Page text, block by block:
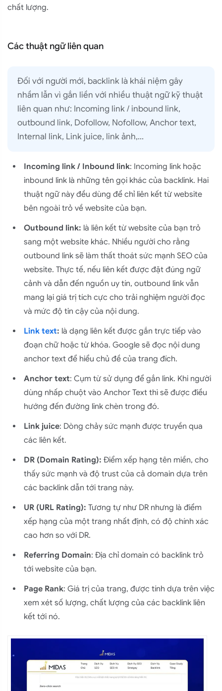
chất lượng.
Các thuật ngữ liên quan
Đối với người mới, backlink là khái niệm gây
nhầm lẫn vì gắn liền với nhiều thuật ngữ kỹ thuật
liên quan như: Incoming link / inbound link,
outbound link, Dofollow, Nofollow, Anchor text,
Internal link, Link juice, link ảnh,...
Incoming link / Inbound link: Incoming link hoặc
inbound link là những tên gọi khác của backlink. Hai
thuật ngữ này đều dùng để chỉ liên kết từ website
bên ngoài trỏ về website của bạn.
Outbound link: là liên kết từ website của bạn trỏ
sang một website khác. Nhiều người cho rằng
outbound link sẽ làm thất thoát sức mạnh SEO của
website. Thực tế, nếu liên kết được đặt đúng ngữ
cảnh và dẫn đến nguồn uy tín, outbound link vẫn
mang lại giá trị tích cực cho trải nghiệm người đọc
và mức độ tin cậy của nội dung.
Link text: là dạng liên kết được gắn trực tiếp vào
đoạn chữ hoặc từ khóa. Google sẽ đọc nội dung
anchor text để hiểu chủ đề của trang đích.
Anchor text: Cụm từ sử dụng để gắn link. Khi người
dùng nhấp chuột vào Anchor Text thì sẽ được điều
hướng đến đường link chèn trong đó.
Link juice: Dòng chảy sức mạnh được truyền qua
các liên kết.
DR (Domain Rating): Điểm xếp hạng tên miền, cho
thấy sức mạnh và độ trust của cả domain dựa trên
các backlink dẫn tới trang này.
UR (URL Rating): Tương tự như DR nhưng là điểm
xếp hạng của một trang nhất định, có độ chính xác
cao hơn so với DR.
Referring Domain: Địa chỉ domain có backlink trỏ
tới website của bạn.
Page Rank: Giá trị của trang, được tính dựa trên việc
xem xét số lượng, chất lượng của các backlink liên
kết tới nó.